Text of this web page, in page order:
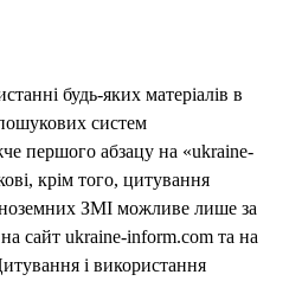
будь-яких матеріалів в
пошукових систем
першого абзацу на «ukraine-
крім того, цитування
ЗМІ можливе лише за
сайт ukraine-inform.com та на
і використання